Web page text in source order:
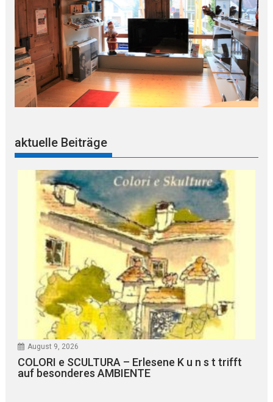
aktuelle Beiträge
August 9, 2026
COLORI e SCULTURA – Erlesene K u n s t trifft
auf besonderes AMBIENTE